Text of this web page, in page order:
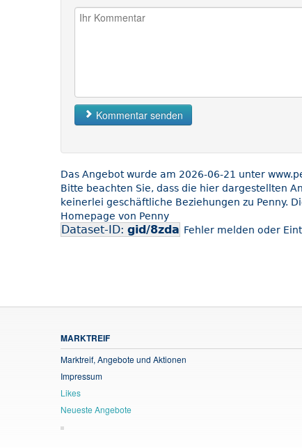
Kommentar senden
Das Angebot wurde am 2026-06-21 unter
Bitte beachten Sie, dass die hier dargestellten
keinerlei geschäftliche Beziehungen zu Penny.
Homepage von Penny
Dataset-ID: gid/8zda Fehler melden oder
MARKTREIF
Marktreif, Angebote und Aktionen
Impressum
Likes
Neueste Angebote